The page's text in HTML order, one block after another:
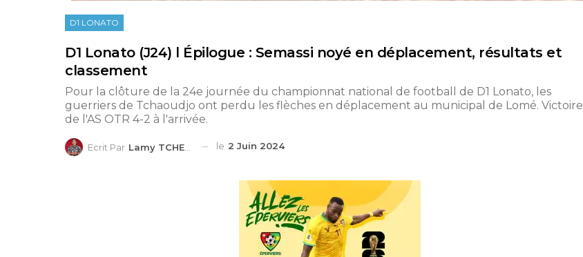
D1 LONATO
D1 Lonato (J24) l Épilogue : Semassi noyé en déplacement, résultats et
classement
Pour la clôture de la 24e journée du championnat national de football de D1 Lonato, les
guerriers de Tchaoudjo ont perdu les flèches en déplacement au municipal de Lomé. Victoire
de l'AS OTR 4-2 à l'arrivée.
Ecrit Par Lamy TCHEDRE le 2 Juin 2024